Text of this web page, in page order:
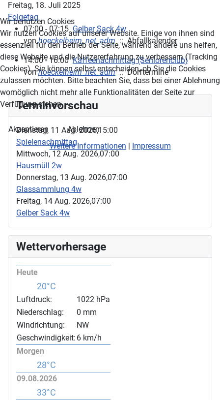
Freitag, 18. Juli 2025
Folgetag
07:00 - 07:15 Gelber Sack 4w
von hoeckelheim_net_adm :: Abfallkalender
14:00 - 16:00Kaffeenachmittag (Seniorenclub)
von hoeckelheim_net_adm:: Dorftermine
Terminvorschau
Dienstag, 11 Aug. 2026,15:00
Spielenachmittag
Mittwoch, 12 Aug. 2026,07:00
Hausmüll 2w
Donnerstag, 13 Aug. 2026,07:00
Glassammlung 4w
Freitag, 14 Aug. 2026,07:00
Gelber Sack 4w
Wettervorhersage
Heute
20°C
Luftdruck:
1022 hPa
Niederschlag:
0 mm
Windrichtung:
NW
Geschwindigkeit: 6 km/h
Morgen
28°C
09.08.2026
33°C
Wir benutzen Cookies
Wir nutzen Cookies auf unserer Website. Einige von ihnen sind
essenziell für den Betrieb der Seite, während andere uns helfen,
diese Website und die Nutzererfahrung zu verbessern (Tracking
Cookies). Sie können selbst entscheiden, ob Sie die Cookies
zulassen möchten. Bitte beachten Sie, dass bei einer Ablehnung
womöglich nicht mehr alle Funktionalitäten der Seite zur
Verfügung stehen.
Akzeptieren
Ablehnen
Weitere Informationen | Impressum